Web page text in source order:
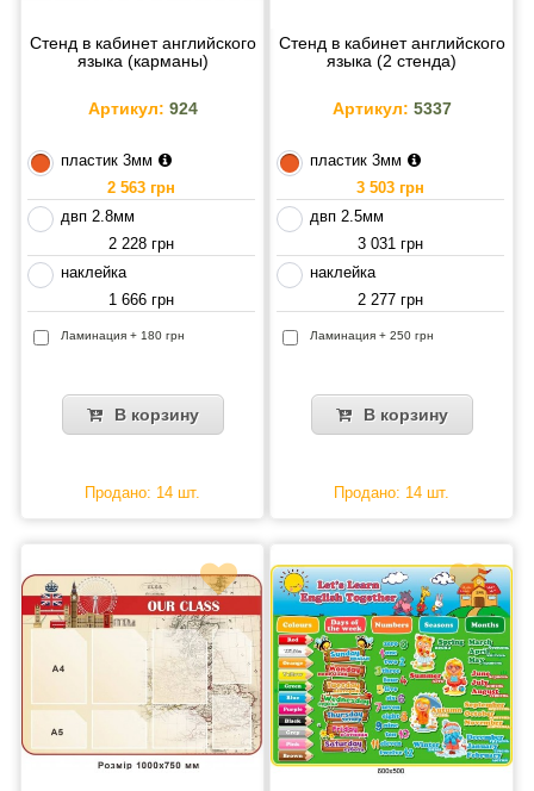
Стенд в кабинет английского
языка (карманы)
Артикул: 924
пластик 3мм
2 563 грн
двп 2.8мм
2 228 грн
наклейка
1 666 грн
Ламинация + 180 грн
В корзину
Продано: 14 шт.
Стенд в кабинет английского
языка (2 стенда)
Артикул: 5337
пластик 3мм
3 503 грн
двп 2.5мм
3 031 грн
наклейка
2 277 грн
Ламинация + 250 грн
В корзину
Продано: 14 шт.